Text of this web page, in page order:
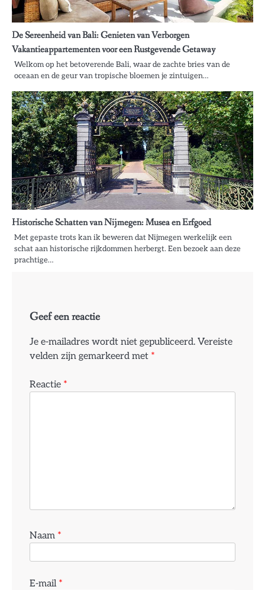
De Sereenheid van Bali: Genieten van Verborgen
Vakantieappartementen voor een Rustgevende Getaway
Welkom op het betoverende Bali, waar de zachte bries van de
oceaan en de geur van tropische bloemen je zintuigen…
Historische Schatten van Nijmegen: Musea en Erfgoed
Met gepaste trots kan ik beweren dat Nijmegen werkelijk een
schat aan historische rijkdommen herbergt. Een bezoek aan deze
prachtige…
Geef een reactie
Je e-mailadres wordt niet gepubliceerd. Vereiste
velden zijn gemarkeerd met *
Reactie *
Naam *
E-mail *